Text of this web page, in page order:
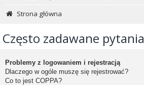
Strona główna
Często zadawane pytania
Problemy z logowaniem i rejestracją
Dlaczego w ogóle muszę się rejestrować?
Co to jest COPPA?